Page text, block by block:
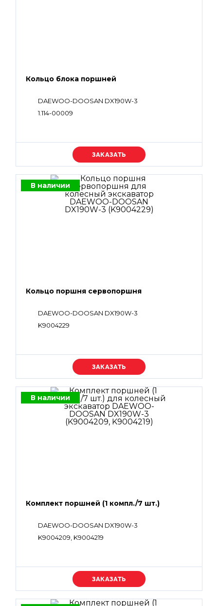
Кольцо блока поршней
DAEWOO-DOOSAN DX190W-3
1.114-00009
Уточняйте цену
В наличии
Кольцо поршня сервопоршня
DAEWOO-DOOSAN DX190W-3
K9004229
Уточняйте цену
В наличии
Комплект поршней (1 компл./7 шт.)
DAEWOO-DOOSAN DX190W-3
K9004209, K9004219
Уточняйте цену